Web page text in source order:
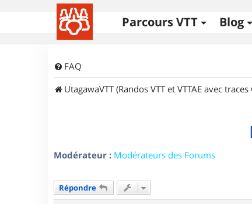
Parcours VTT Blog
FAQ
UtagawaVTT (Randos VTT et VTTAE avec traces
Modérateur : Modérateurs des Forums
Répondre